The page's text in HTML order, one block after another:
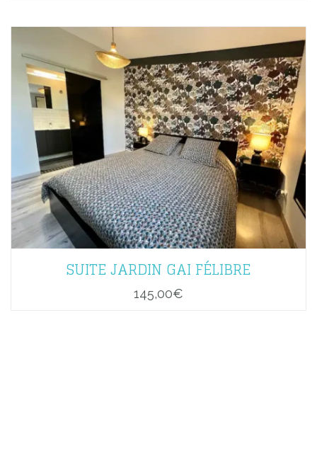
SUITE JARDIN GAI FÉLIBRE
145,00€